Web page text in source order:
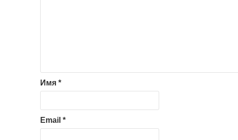
Имя *
Email *